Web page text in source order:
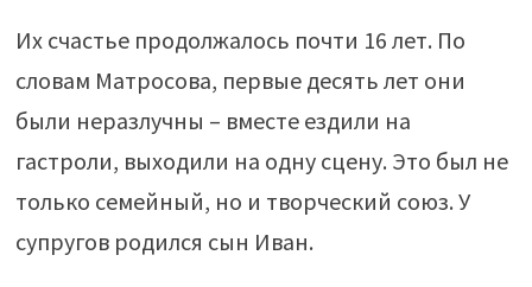
Их счастье продолжалось почти 16 лет. По
словам Матросова, первые десять лет они
были неразлучны – вместе ездили на
гастроли, выходили на одну сцену. Это был не
только семейный, но и творческий союз. У
супругов родился сын Иван.